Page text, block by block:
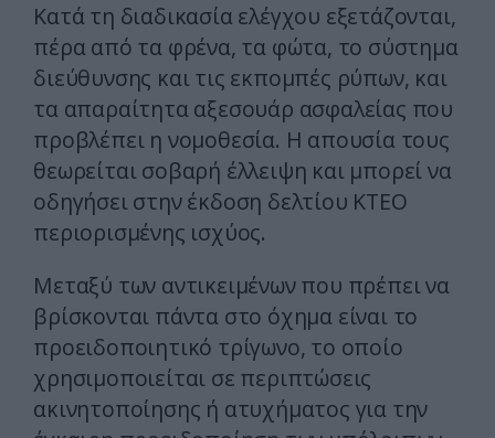
Κατά τη διαδικασία ελέγχου εξετάζονται,
πέρα από τα φρένα, τα φώτα, το σύστημα
διεύθυνσης και τις εκπομπές ρύπων, και
τα απαραίτητα αξεσουάρ ασφαλείας που
προβλέπει η νομοθεσία. Η απουσία τους
θεωρείται σοβαρή έλλειψη και μπορεί να
οδηγήσει στην έκδοση δελτίου ΚΤΕΟ
περιορισμένης ισχύος.
Μεταξύ των αντικειμένων που πρέπει να
βρίσκονται πάντα στο όχημα είναι το
προειδοποιητικό τρίγωνο, το οποίο
χρησιμοποιείται σε περιπτώσεις
ακινητοποίησης ή ατυχήματος για την